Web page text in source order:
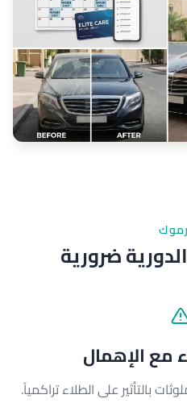
ضرورية
مع الإهمال
بالتأثير على الطلاء تراكمياً.